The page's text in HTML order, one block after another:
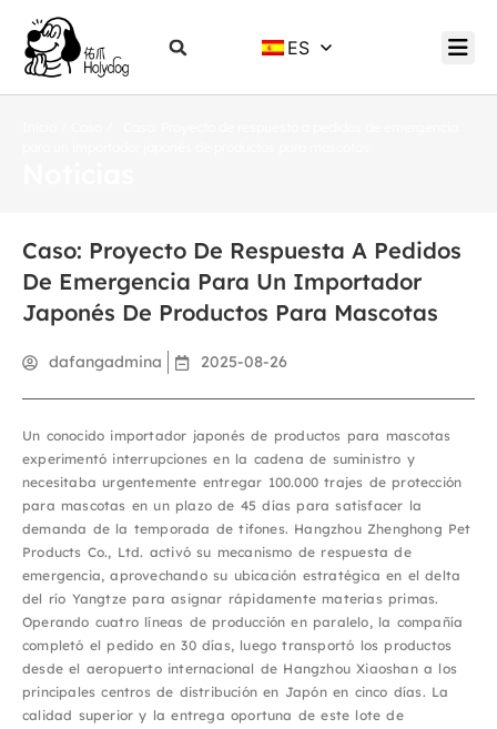
ES
Caso: Proyecto De Respuesta A Pedidos
De Emergencia Para Un Importador
Japonés De Productos Para Mascotas
dafangadmina 2025-08-26
Un conocido importador japonés de productos para mascotas
experimentó interrupciones en la cadena de suministro y
necesitaba urgentemente entregar 100.000 trajes de protección
para mascotas en un plazo de 45 días para satisfacer la
demanda de la temporada de tifones. Hangzhou Zhenghong Pet
Products Co., Ltd. activó su mecanismo de respuesta de
emergencia, aprovechando su ubicación estratégica en el delta
del río Yangtze para asignar rápidamente materias primas.
Operando cuatro líneas de producción en paralelo, la compañía
completó el pedido en 30 días, luego transportó los productos
desde el aeropuerto internacional de Hangzhou Xiaoshan a los
principales centros de distribución en Japón en cinco días. La
calidad superior y la entrega oportuna de este lote de